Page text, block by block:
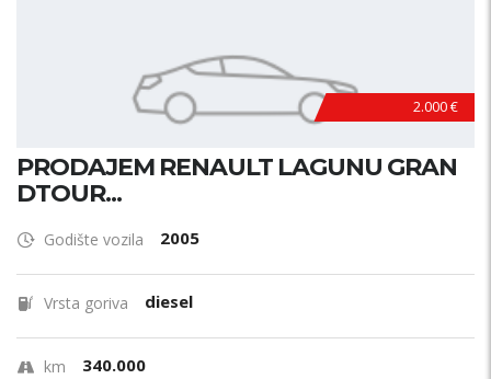
2.000 €
PRODAJEM RENAULT LAGUNU GRAN
DTOUR...
Godište vozila 2005
Vrsta goriva diesel
km 340.000